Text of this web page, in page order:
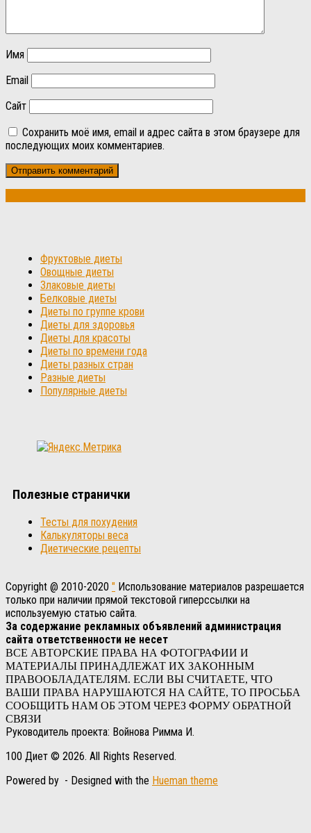
Имя
Email
Сайт
Сохранить моё имя, email и адрес сайта в этом браузере для
последующих моих комментариев.
Фруктовые диеты
Овощные диеты
Злаковые диеты
Белковые диеты
Диеты по группе крови
Диеты для здоровья
Диеты для красоты
Диеты по времени года
Диеты разных стран
Разные диеты
Популярные диеты
Полезные странички
Тесты для похудения
Калькуляторы веса
Диетические рецепты
Copyright @ 2010-2020 " Использование материалов разрешается
только при наличии прямой текстовой гиперссылки на
используемую статью сайта.
За содержание рекламных объявлений администрация
сайта ответственности не несет
ВСЕ АВТОРСКИЕ ПРАВА НА ФОТОГРАФИИ И
МАТЕРИАЛЫ ПРИНАДЛЕЖАТ ИХ ЗАКОННЫМ
ПРАВООБЛАДАТЕЛЯМ. ЕСЛИ ВЫ СЧИТАЕТЕ, ЧТО
ВАШИ ПРАВА НАРУШАЮТСЯ НА САЙТЕ, ТО ПРОСЬБА
СООБЩИТЬ НАМ ОБ ЭТОМ ЧЕРЕЗ ФОРМУ ОБРАТНОЙ
СВЯЗИ
Руководитель проекта: Войнова Римма И.
100 Диет © 2026. All Rights Reserved.
Powered by - Designed with the Hueman theme